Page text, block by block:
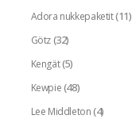
Adora nukkepaketit(11)
Götz(32)
Kengät(5)
Kewpie(48)
Lee Middleton(4)